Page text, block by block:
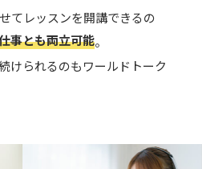
てレッスンを開講できるの
事とも両立可能。
けられるのもワールドトーク